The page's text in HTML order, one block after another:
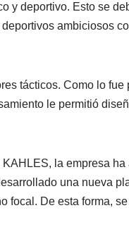
y deportivo. Esto se
ambiciosos
tácticos. Como lo
le permitió
la empresa
una nueva
focal. De esta forma,